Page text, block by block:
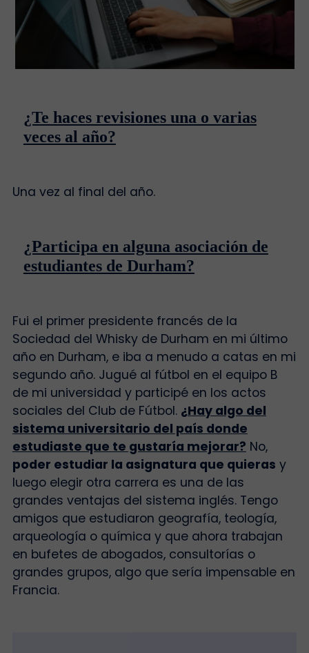
¿Te haces revisiones una o varias
veces al año?
Una vez al final del año.
¿Participa en alguna asociación de
estudiantes de Durham?
Fui el primer presidente francés de la
Sociedad del Whisky de Durham en mi último
año en Durham, e iba a menudo a catas en mi
segundo año. Jugué al fútbol en el equipo B
de mi universidad y participé en los actos
sociales del Club de Fútbol. ¿Hay algo del
sistema universitario del país donde
estudiaste que te gustaría mejorar? No,
poder estudiar la asignatura que quieras y
luego elegir otra carrera es una de las
grandes ventajas del sistema inglés. Tengo
amigos que estudiaron geografía, teología,
arqueología o química y que ahora trabajan
en bufetes de abogados, consultorías o
grandes grupos, algo que sería impensable en
Francia.